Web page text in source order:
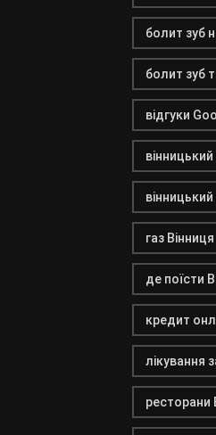
болит зуб
болит зуб
відгуки
газ Вінниця
де поїсти
кредит
лікування
ресторани